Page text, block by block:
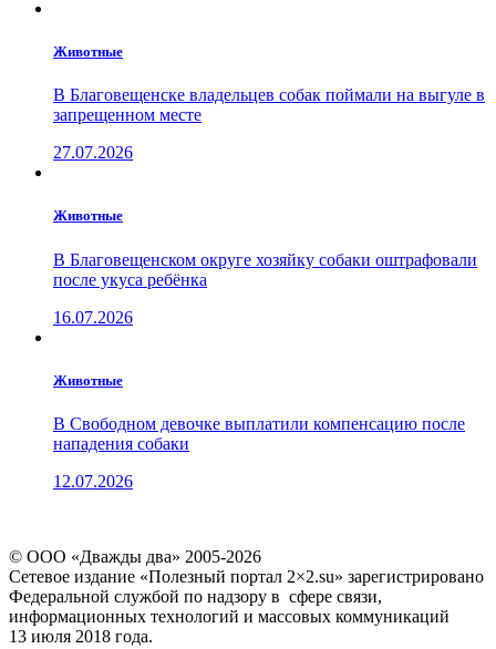
Животные
В Благовещенске владельцев собак поймали на выгуле в
запрещенном месте
27.07.2026
Животные
В Благовещенском округе хозяйку собаки оштрафовали
после укуса ребёнка
16.07.2026
Животные
В Свободном девочке выплатили компенсацию после
нападения собаки
12.07.2026
© ООО «Дважды два» 2005-2026
Сетевое издание «Полезный портал 2×2.su» зарегистрировано
Федеральной службой по надзору в сфере связи,
информационных технологий и массовых коммуникаций
13 июля 2018 года.